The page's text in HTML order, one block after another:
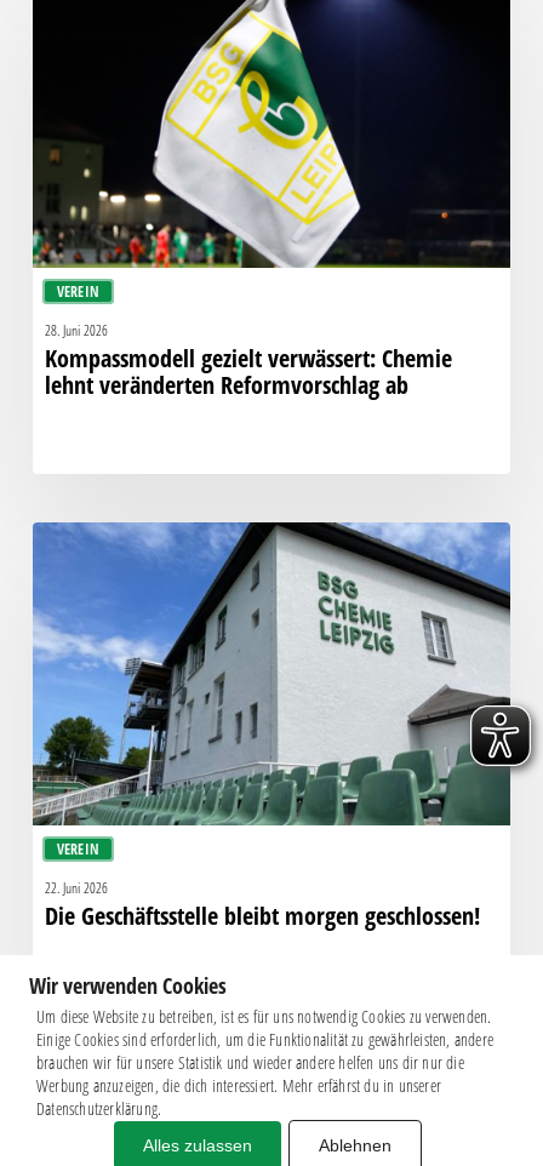
VEREIN
Reformvorschlag
ab
28. Juni 2026
Kompassmodell gezielt verwässert: Chemie
lehnt veränderten Reformvorschlag ab
VEREIN
morgen
geschlossen!
22. Juni 2026
Die Geschäftsstelle bleibt morgen geschlossen!
Wir verwenden Cookies
Um diese Website zu betreiben, ist es für uns notwendig Cookies zu verwenden.
Einige Cookies sind erforderlich, um die Funktionalität zu gewährleisten, andere
brauchen wir für unsere Statistik und wieder andere helfen uns dir nur die
Werbung anzuzeigen, die dich interessiert. Mehr erfährst du in unserer
Datenschutzerklärung.
Alles zulassen Ablehnen